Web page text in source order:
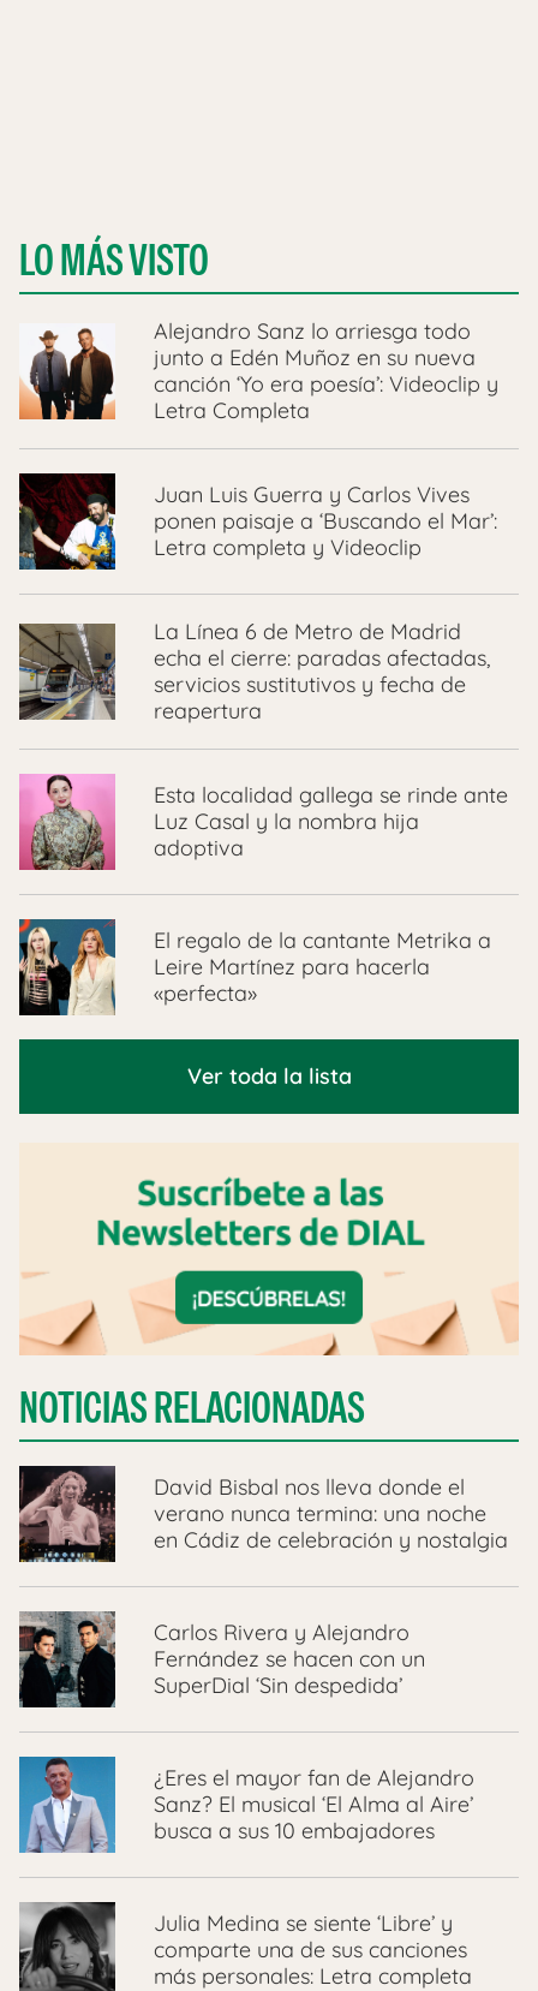
LO MÁS VISTO
Alejandro Sanz lo arriesga todo
junto a Edén Muñoz en su nueva
canción ‘Yo era poesía’: Videoclip y
Letra Completa
Juan Luis Guerra y Carlos Vives
ponen paisaje a ‘Buscando el Mar’:
Letra completa y Videoclip
La Línea 6 de Metro de Madrid
echa el cierre: paradas afectadas,
servicios sustitutivos y fecha de
reapertura
Esta localidad gallega se rinde ante
Luz Casal y la nombra hija
adoptiva
El regalo de la cantante Metrika a
Leire Martínez para hacerla
«perfecta»
Ver toda la lista
NOTICIAS RELACIONADAS
David Bisbal nos lleva donde el
verano nunca termina: una noche
en Cádiz de celebración y nostalgia
Carlos Rivera y Alejandro
Fernández se hacen con un
SuperDial ‘Sin despedida’
¿Eres el mayor fan de Alejandro
Sanz? El musical ‘El Alma al Aire’
busca a sus 10 embajadores
Julia Medina se siente ‘Libre’ y
comparte una de sus canciones
más personales: Letra completa